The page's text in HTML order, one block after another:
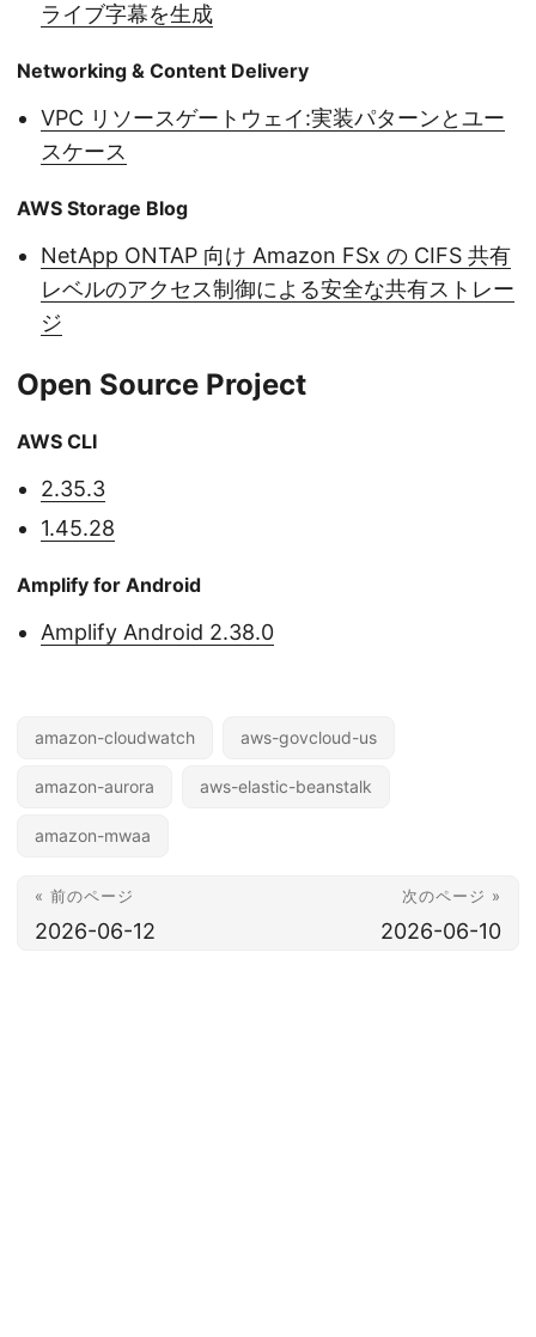
ライブ字幕を生成
Networking & Content Delivery
VPC リソースゲートウェイ:実装パターンとユー
スケース
AWS Storage Blog
NetApp ONTAP 向け Amazon FSx の CIFS 共有
レベルのアクセス制御による安全な共有ストレー
ジ
Open Source Project
AWS CLI
2.35.3
1.45.28
Amplify for Android
Amplify Android 2.38.0
amazon-cloudwatch aws-govcloud-us
amazon-aurora aws-elastic-beanstalk
amazon-mwaa
« 前のページ
2026-06-12
次のページ »
2026-06-10